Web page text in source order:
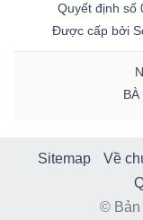
Quyết định số
Được cấp bởi
Sitemap Về
© Bản